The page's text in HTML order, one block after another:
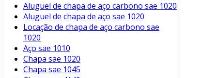
Aluguel de chapa de aço carbono sae 1020
Aluguel de chapa de aço sae 1020
Locação de chapa de aço carbono sae
1020
Aço sae 1010
Chapa sae 1020
Chapa sae 1045